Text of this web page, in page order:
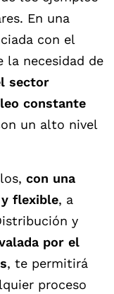
En una
con el
la necesidad de
sector
constante
un alto nivel
con una
flexible, a
y
por el
, te permitirá
proceso